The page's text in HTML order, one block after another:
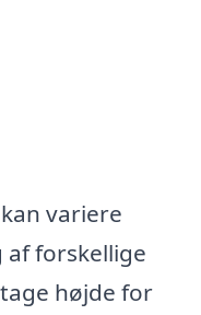
variere
forskellige
højde for